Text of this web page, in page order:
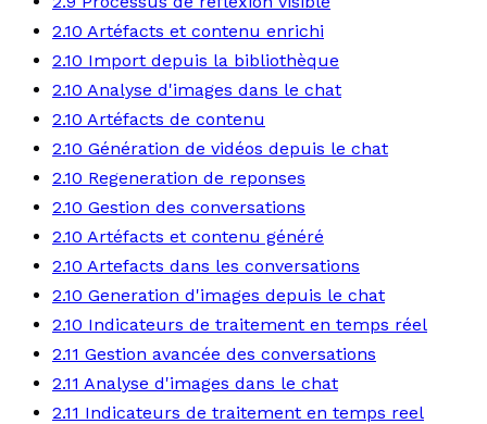
2.10 Artéfacts et contenu enrichi
2.10 Import depuis la bibliothèque
2.10 Analyse d'images dans le chat
2.10 Artéfacts de contenu
2.10 Génération de vidéos depuis le chat
2.10 Regeneration de reponses
2.10 Gestion des conversations
2.10 Artéfacts et contenu généré
2.10 Artefacts dans les conversations
2.10 Generation d'images depuis le chat
2.10 Indicateurs de traitement en temps réel
2.11 Gestion avancée des conversations
2.11 Analyse d'images dans le chat
2.11 Indicateurs de traitement en temps reel